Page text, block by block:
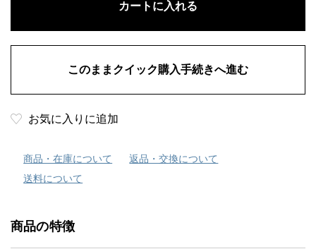
お気に入りに追加
商品・在庫について
返品・交換について
送料について
商品の特徴